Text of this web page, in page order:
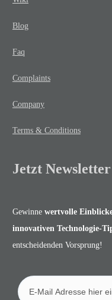
Blog
Faq
Complaints
Company
Terms & Conditions
Jetzt
Gewinne wertvolle
innovativen Technologie-
entscheidenden Vorsprung!